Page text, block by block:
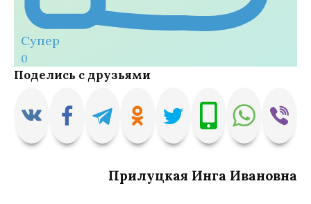
Супер
0
Поделись с друзьями
Прилуцкая Инга Ивановна